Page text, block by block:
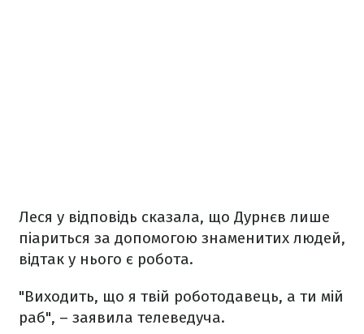
Леся у відповідь сказала, що Дурнєв лише
піариться за допомогою знаменитих людей,
відтак у нього є робота.
"Виходить, що я твій роботодавець, а ти мій
раб", – заявила телеведуча.